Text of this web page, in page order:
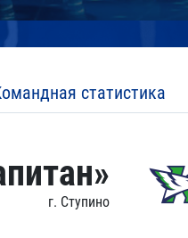
статистика
г. Ступино